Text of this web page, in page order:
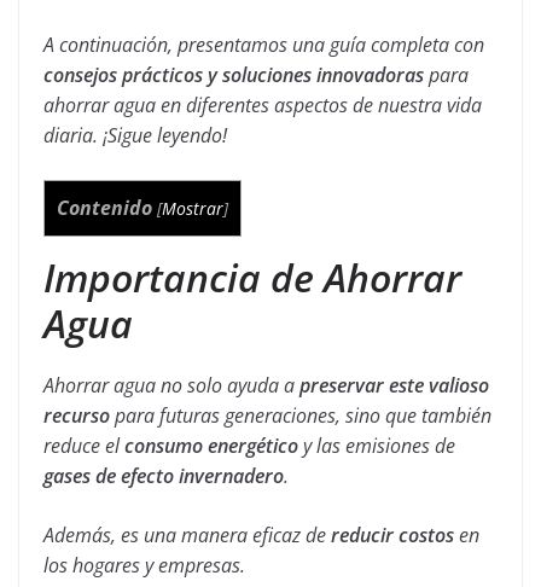
A continuación, presentamos una guía completa con
consejos prácticos y soluciones innovadoraspara
ahorrar agua en diferentes aspectos de nuestra vida
diaria. ¡Sigue leyendo!
Contenido [Mostrar]
Importancia de Ahorrar
Agua
Ahorrar agua no solo ayuda apreservar este valioso
recursopara futuras generaciones, sino que también
reduce elconsumo energéticoy las emisiones de
gases de efecto invernadero.
Además, es una manera eficaz dereducir costosen
los hogares y empresas.